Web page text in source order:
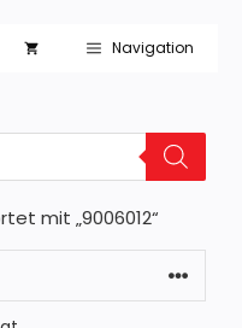
Navigation
mit „9006012“